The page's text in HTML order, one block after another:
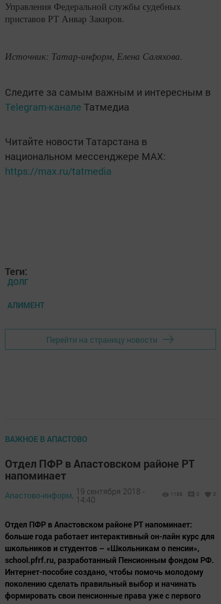
Управления Федеральной службы судебных
приставов РТ Анвар Закиров.
Источник: Татар-информ, Елена Саляхова.
Следите за самым важным и интересным в
Telegram-канале Татмедиа
Читайте новости Татарстана в
национальном мессенджере MАХ:
https://max.ru/tatmedia
Теги:
ДОЛГ
АЛИМЕНТ
Перейти на страницу новости
ВАЖНОЕ В АПАСТОВО
Отдел ПФР в Апастовском районе РТ
напоминает
Апастово-информ, 19 сентября 2018 -
14:40
1188 0 0
Отдел ПФР в Апастовском районе РТ напоминает:
больше года работает интерактивный он-лайн курс для
школьников и студентов – «Школьникам о пенсии»,
school.pfrf.ru, разработанный Пенсионным фондом РФ.
Интернет-пособие создано, чтобы помочь молодому
поколению сделать правильный выбор и начинать
формировать свои пенсионные права уже с первого